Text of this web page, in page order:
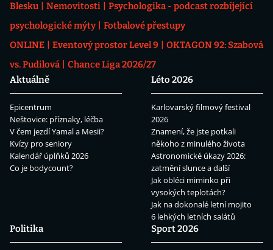
Blesku
Nemovitosti
Psychologika - podcast rozbíjející
psychologické mýty
Fotbalové přestupy
ONLINE
Eventový prostor Level 9
OKTAGON 92: Szabová
vs. Pudilová
Chance Liga 2026/27
Aktuálně
Epicentrum
Neštovice: příznaky, léčba
V čem jezdí Yamal a Mesii?
Kvízy pro seniory
Kalendář úplňků 2026
Co je bodycount?
Léto 2026
Karlovarský filmový festival
2026
Znamení, že jste potkali
někoho z minulého života
Astronomické úkazy 2026:
zatmění slunce a další
Jak obléci miminko při
vysokých teplotách?
Jak na dokonalé letní mojito
6 lehkých letních salátů
Politika
Sport 2026